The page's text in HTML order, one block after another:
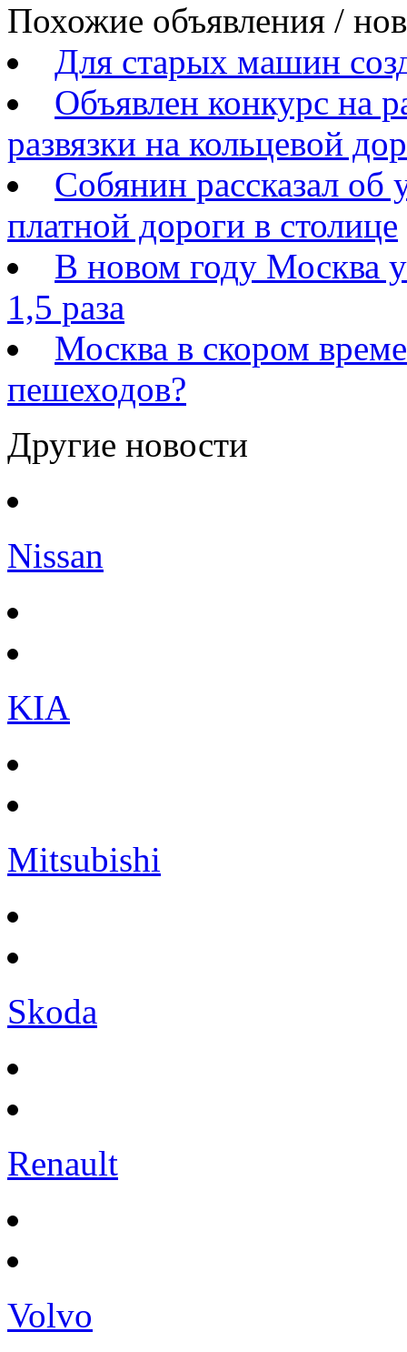
Похожие объявления /
Для старых машин
Объявлен конкурс на
развязки на кольцевой
Собянин рассказал об
платной дороги в столице
В новом году Москва
1,5 раза
Москва в скором
пешеходов?
Другие новости
Nissan
KIA
Mitsubishi
Skoda
Renault
Volvo